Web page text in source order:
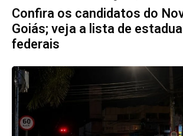
Confira os candidatos do
Goiás; veja a lista de
federais